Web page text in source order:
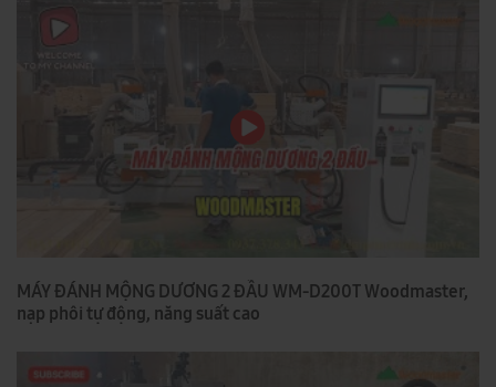
MÁY ĐÁNH MỘNG DƯƠNG 2 ĐẦU WM-D200T Woodmaster,
nạp phôi tự động, năng suất cao